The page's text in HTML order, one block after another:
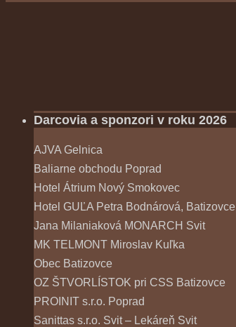
Darcovia a sponzori v roku 2026
AJVA Gelnica
Baliarne obchodu Poprad
Hotel Átrium Nový Smokovec
Hotel GUĽA Petra Bodnárová, Batizovce
Jana Milaniaková MONARCH Svit
MK TELMONT Miroslav Kuľka
Obec Batizovce
OZ ŠTVORLÍSTOK pri CSS Batizovce
PROINIT s.r.o. Poprad
Sanittas s.r.o. Svit – Lekáreň Svit